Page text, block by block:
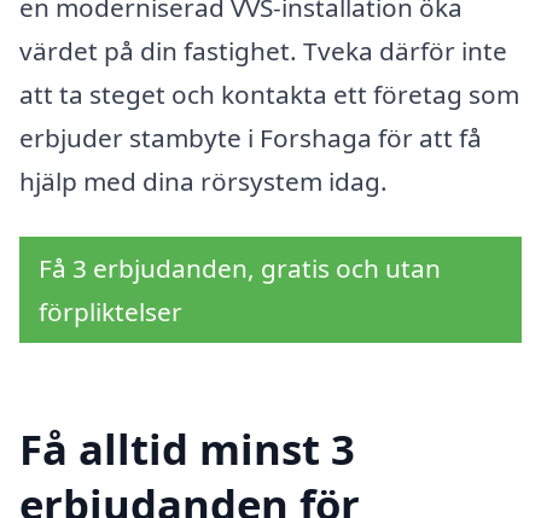
en moderniserad VVS-installation öka
värdet på din fastighet. Tveka därför inte
att ta steget och kontakta ett företag som
erbjuder stambyte i Forshaga för att få
hjälp med dina rörsystem idag.
Få 3 erbjudanden, gratis och utan
förpliktelser
Få alltid minst 3
erbjudanden för